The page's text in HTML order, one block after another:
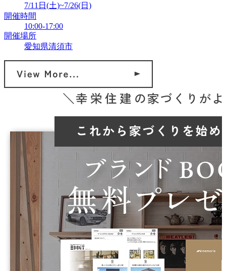
7/11日(土)~7/26(日)
開催時間
10:00-17:00
開催場所
愛知県清須市